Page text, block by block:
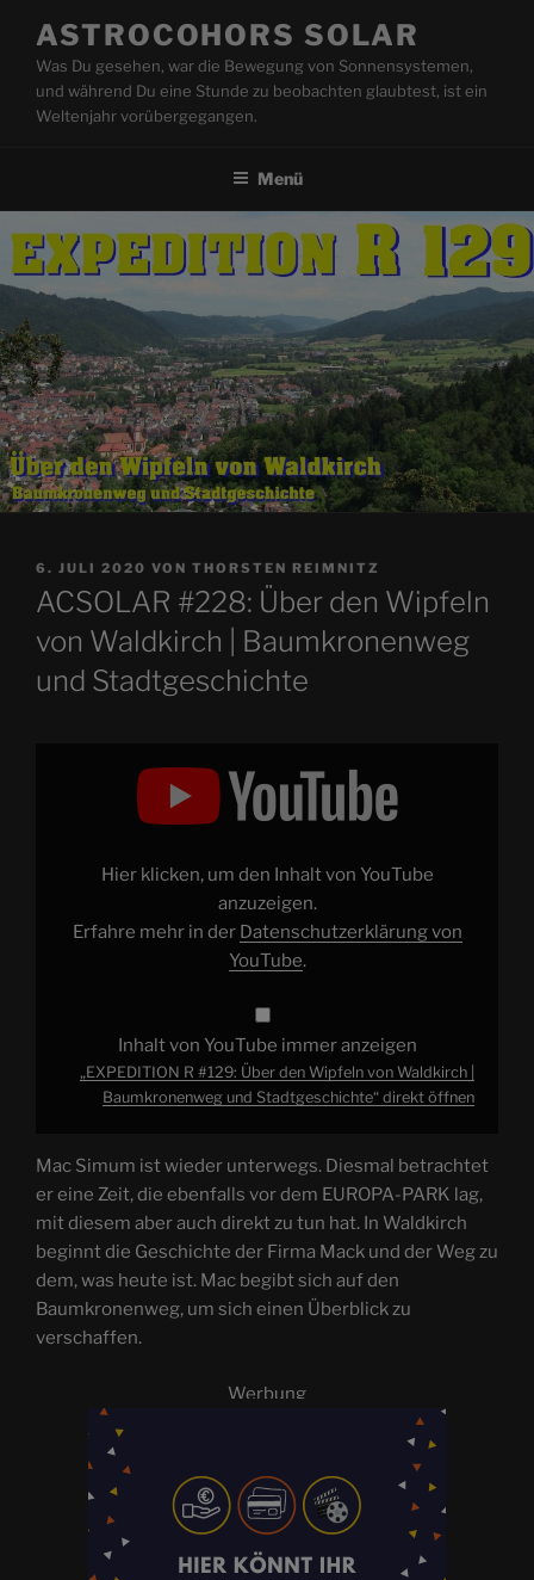
Inhalt
springen
ASTROCOHORS SOLAR
Was Du gesehen, war die Bewegung von Sonnensystemen,
und während Du eine Stunde zu beobachten glaubtest, ist ein
Weltenjahr vorübergegangen.
Menü
VERÖFFENTLICHT
AM
6. JULI 2020 VON THORSTEN REIMNITZ
ACSOLAR #228: Über den Wipfeln
von Waldkirch | Baumkronenweg
und Stadtgeschichte
Waldkirch
Stadtgeschichte“
Hier klicken, um den Inhalt von YouTube
anzuzeigen.
Erfahre mehr in der Datenschutzerklärung von
YouTube.
Inhalt von YouTube immer anzeigen
„EXPEDITION R #129: Über den Wipfeln von Waldkirch |
Baumkronenweg und Stadtgeschichte“ direkt öffnen
Mac Simum ist wieder unterwegs. Diesmal betrachtet
er eine Zeit, die ebenfalls vor dem EUROPA-PARK lag,
mit diesem aber auch direkt zu tun hat. In Waldkirch
beginnt die Geschichte der Firma Mack und der Weg zu
dem, was heute ist. Mac begibt sich auf den
Baumkronenweg, um sich einen Überblick zu
verschaffen.
Werbung